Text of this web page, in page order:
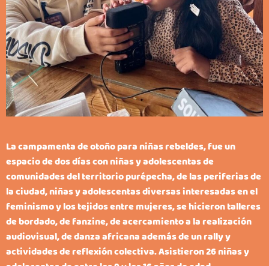
La campamenta de otoño para niñas rebeldes, fue un
espacio de dos días con niñas y adolescentas de
comunidades del territorio purépecha, de las periferias de
la ciudad, niñas y adolescentas diversas interesadas en el
feminismo y los tejidos entre mujeres, se hicieron talleres
de bordado, de fanzine, de acercamiento a la realización
audiovisual, de danza africana además de un rally y
actividades de reflexión colectiva. Asistieron 26 niñas y